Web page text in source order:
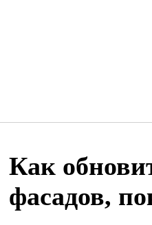
Как
фасадов,